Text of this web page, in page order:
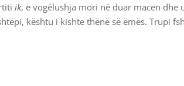
ik, e vogëlushja mori në duar macen dhe
kështu i kishte thënë së ëmës. Trupi